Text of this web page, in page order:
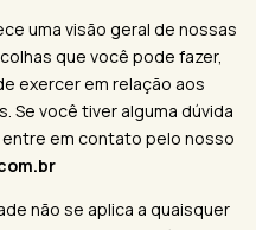
uma visão geral de nossas
que você pode fazer,
exercer em relação aos
Se você tiver alguma dúvida
em contato pelo nosso
não se aplica a quaisquer